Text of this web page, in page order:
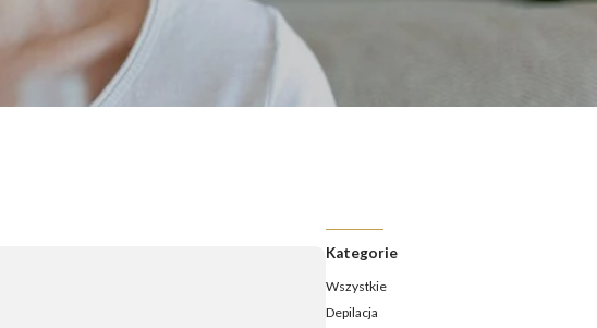
Endermologia - jak często należy ją wykonywać?
Endermologia przed i po – jakie efekty ujędrnienia i wysmuklenia
ud możesz osiągnąć?
Endermologia – ile zabiegów potrzeba, aby zobaczyć efekty?
Kategorie
Wszystkie
Depilacja